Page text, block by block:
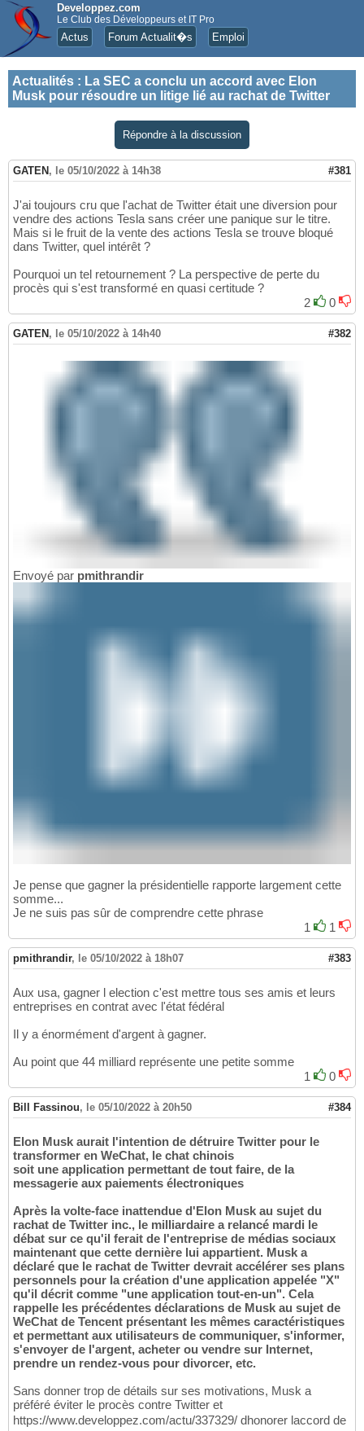
Developpez.com
Le Club des Développeurs et IT Pro
Actus Forum Actualit�s Emploi
Actualités : La SEC a conclu un accord avec Elon
Musk pour résoudre un litige lié au rachat de Twitter
Répondre à la discussion
GATEN , le 05/10/2022 à 14h38 #381
J'ai toujours cru que l'achat de Twitter était une diversion pour
vendre des actions Tesla sans créer une panique sur le titre.
Mais si le fruit de la vente des actions Tesla se trouve bloqué
dans Twitter, quel intérêt ?
Pourquoi un tel retournement ? La perspective de perte du
procès qui s'est transformé en quasi certitude ?
2
0
GATEN , le 05/10/2022 à 14h40 #382
Envoyé par pmithrandir
Je pense que gagner la présidentielle rapporte largement cette
somme...
Je ne suis pas sûr de comprendre cette phrase
1
1
pmithrandir, le 05/10/2022 à 18h07 #383
Aux usa, gagner l election c'est mettre tous ses amis et leurs
entreprises en contrat avec l'état fédéral
Il y a énormément d'argent à gagner.
Au point que 44 milliard représente une petite somme
1
0
Bill Fassinou, le 05/10/2022 à 20h50 #384
Elon Musk aurait l'intention de détruire Twitter pour le
transformer en WeChat, le chat chinois
soit une application permettant de tout faire, de la
messagerie aux paiements électroniques
Après la volte-face inattendue d'Elon Musk au sujet du
rachat de Twitter inc., le milliardaire a relancé mardi le
débat sur ce qu'il ferait de l'entreprise de médias sociaux
maintenant que cette dernière lui appartient. Musk a
déclaré que le rachat de Twitter devrait accélérer ses plans
personnels pour la création d'une application appelée "X"
qu'il décrit comme "une application tout-en-un". Cela
rappelle les précédentes déclarations de Musk au sujet de
WeChat de Tencent présentant les mêmes caractéristiques
et permettant aux utilisateurs de communiquer, s'informer,
s'envoyer de l'argent, acheter ou vendre sur Internet,
prendre un rendez-vous pour divorcer, etc.
Sans donner trop de détails sur ses motivations, Musk a
préféré éviter le procès contre Twitter et
https://www.developpez.com/actu/337329/ dhonorer laccord de